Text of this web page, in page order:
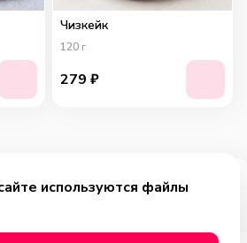
за 849₽
Чизкейк
120 г
279 ₽
используются файлы